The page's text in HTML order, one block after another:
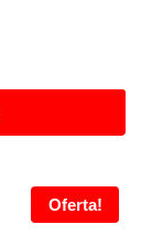
Oferta!